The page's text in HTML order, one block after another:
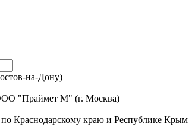
на-Дону)
"Праймет М" (г. Москва)
по Краснодарскому краю и Республике Крым